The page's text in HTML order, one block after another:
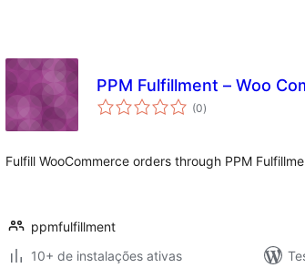
PPM Fulfillment – Woo
(0total
de
)
Fulfill WooCommerce orders through PPM
ppmfulfillment
10+ de instalações ativas